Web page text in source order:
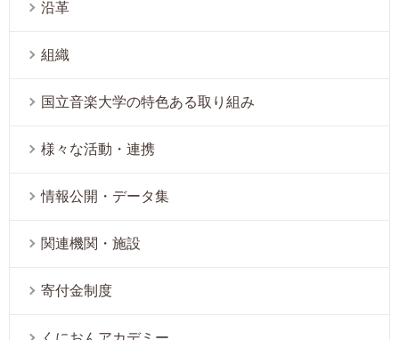
沿革
組織
国立音楽大学の特色ある取り組み
様々な活動・連携
情報公開・データ集
関連機関・施設
寄付金制度